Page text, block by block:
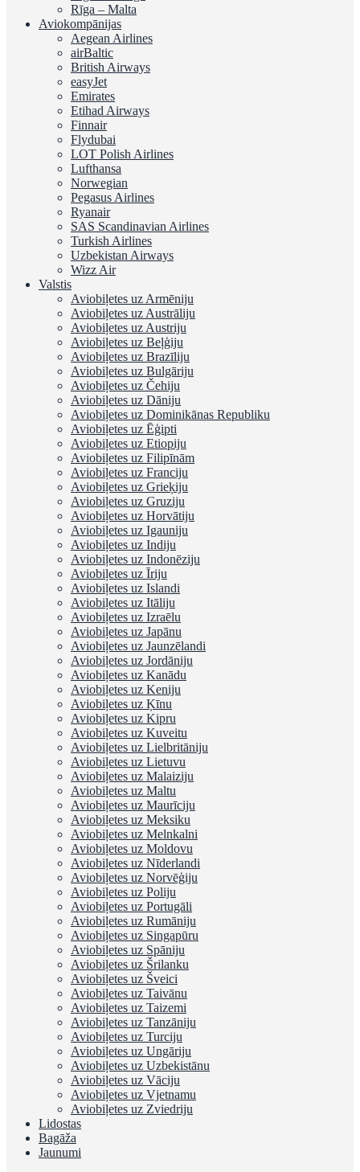
Rīga – Malta
Aviokompānijas
Aegean Airlines
airBaltic
British Airways
easyJet
Emirates
Etihad Airways
Finnair
Flydubai
LOT Polish Airlines
Lufthansa
Norwegian
Pegasus Airlines
Ryanair
SAS Scandinavian Airlines
Turkish Airlines
Uzbekistan Airways
Wizz Air
Valstis
Aviobiļetes uz Armēniju
Aviobiļetes uz Austrāliju
Aviobiļetes uz Austriju
Aviobiļetes uz Beļģiju
Aviobiļetes uz Brazīliju
Aviobiļetes uz Bulgāriju
Aviobiļetes uz Čehiju
Aviobiļetes uz Dāniju
Aviobiļetes uz Dominikānas Republiku
Aviobiļetes uz Ēģipti
Aviobiļetes uz Etiopiju
Aviobiļetes uz Filipīnām
Aviobiļetes uz Franciju
Aviobiļetes uz Grieķiju
Aviobiļetes uz Gruziju
Aviobiļetes uz Horvātiju
Aviobiļetes uz Igauniju
Aviobiļetes uz Indiju
Aviobiļetes uz Indonēziju
Aviobiļetes uz Īriju
Aviobiļetes uz Islandi
Aviobiļetes uz Itāliju
Aviobiļetes uz Izraēlu
Aviobiļetes uz Japānu
Aviobiļetes uz Jaunzēlandi
Aviobiļetes uz Jordāniju
Aviobiļetes uz Kanādu
Aviobiļetes uz Keniju
Aviobiļetes uz Ķīnu
Aviobiļetes uz Kipru
Aviobiļetes uz Kuveitu
Aviobiļetes uz Lielbritāniju
Aviobiļetes uz Lietuvu
Aviobiļetes uz Malaiziju
Aviobiļetes uz Maltu
Aviobiļetes uz Maurīciju
Aviobiļetes uz Meksiku
Aviobiļetes uz Melnkalni
Aviobiļetes uz Moldovu
Aviobiļetes uz Nīderlandi
Aviobiļetes uz Norvēģiju
Aviobiļetes uz Poliju
Aviobiļetes uz Portugāli
Aviobiļetes uz Rumāniju
Aviobiļetes uz Singapūru
Aviobiļetes uz Spāniju
Aviobiļetes uz Šrilanku
Aviobiļetes uz Šveici
Aviobiļetes uz Taivānu
Aviobiļetes uz Taizemi
Aviobiļetes uz Tanzāniju
Aviobiļetes uz Turciju
Aviobiļetes uz Ungāriju
Aviobiļetes uz Uzbekistānu
Aviobiļetes uz Vāciju
Aviobiļetes uz Vjetnamu
Aviobiļetes uz Zviedriju
Lidostas
Bagāža
Jaunumi